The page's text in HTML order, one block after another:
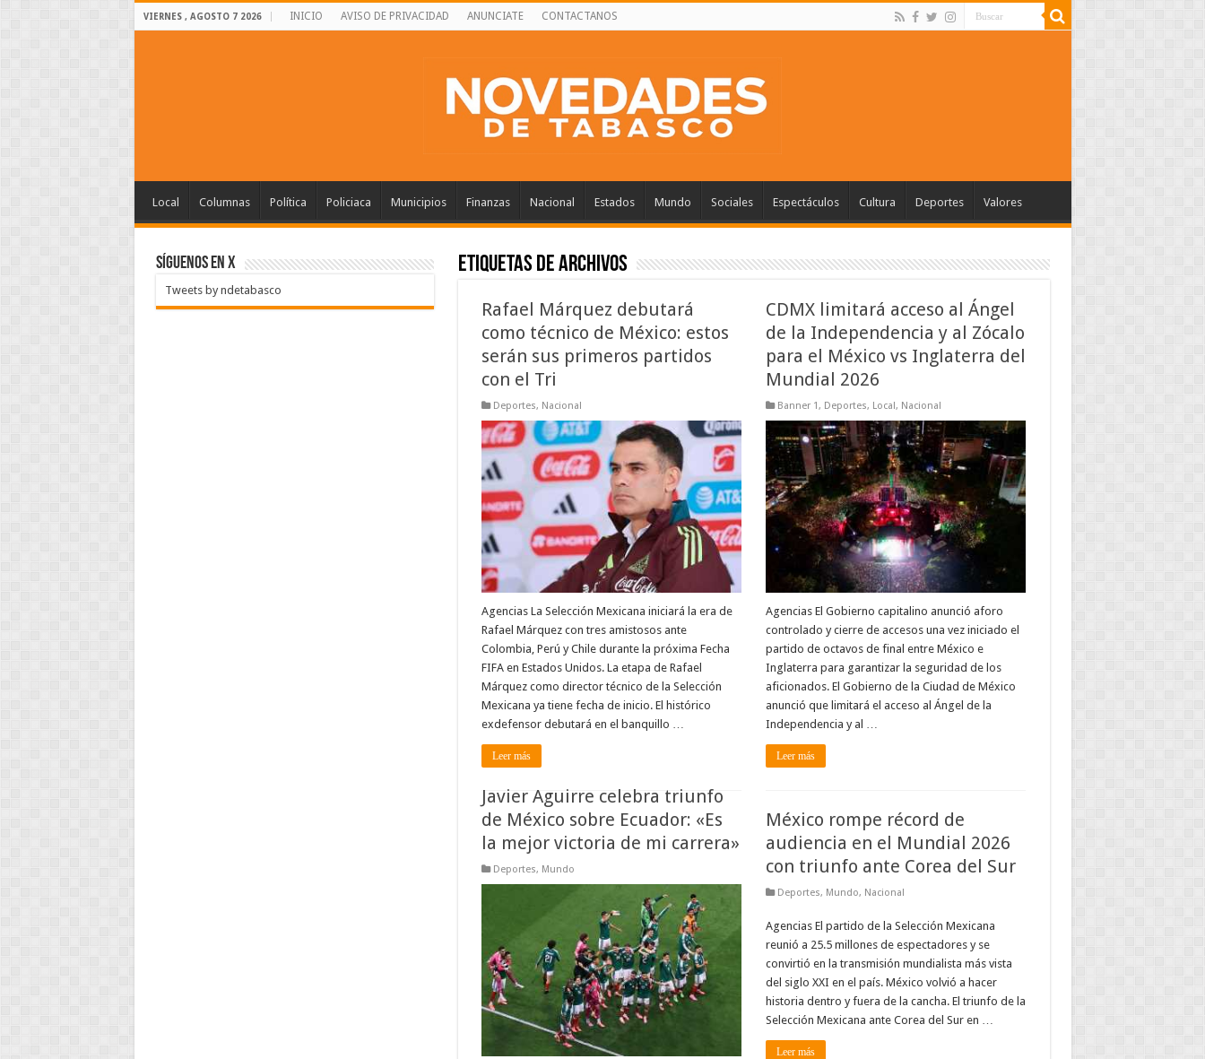
VIERNES , AGOSTO 7 2026 INICIO AVISO DE PRIVACIDAD ANUNCIATE CONTACTANOS
Local Columnas Política Policiaca Municipios Finanzas Nacional Estados Mundo Sociales Espectáculos Cultura Deportes Valores
Etiquetas de Archivos
Rafael Márquez debutará
como técnico de México: estos
serán sus primeros partidos
con el Tri
Deportes, Nacional
Agencias La Selección Mexicana iniciará la era de
Rafael Márquez con tres amistosos ante
Colombia, Perú y Chile durante la próxima Fecha
FIFA en Estados Unidos. La etapa de Rafael
Márquez como director técnico de la Selección
Mexicana ya tiene fecha de inicio. El histórico
exdefensor debutará en el banquillo …
Leer más
CDMX limitará acceso al Ángel
de la Independencia y al Zócalo
para el México vs Inglaterra del
Mundial 2026
Banner 1, Deportes, Local, Nacional
Agencias El Gobierno capitalino anunció aforo
controlado y cierre de accesos una vez iniciado el
partido de octavos de final entre México e
Inglaterra para garantizar la seguridad de los
aficionados. El Gobierno de la Ciudad de México
anunció que limitará el acceso al Ángel de la
Independencia y al …
Leer más
Javier Aguirre celebra triunfo
de México sobre Ecuador: «Es
la mejor victoria de mi carrera»
Deportes, Mundo
México rompe récord de
audiencia en el Mundial 2026
con triunfo ante Corea del Sur
Deportes, Mundo, Nacional
Agencias El partido de la Selección Mexicana
reunió a 25.5 millones de espectadores y se
convirtió en la transmisión mundialista más vista
del siglo XXI en el país. México volvió a hacer
historia dentro y fuera de la cancha. El triunfo de la
Selección Mexicana ante Corea del Sur en …
Leer más
SÍGUENOS EN X
Tweets by ndetabasco